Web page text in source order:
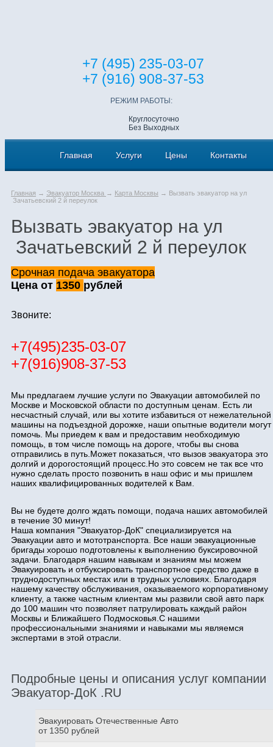
+7 (495) 235-03-07
+7 (916) 908-37-53
РЕЖИМ РАБОТЫ:
Круглосуточно
Без Выходных
Главная Услуги Цены Контакты
Главная → Эвакуатор Москва → Карта Москвы → Вызвать эвакуатор на ул
Зачатьевский 2 й переулок
Вызвать эвакуатор на ул
Зачатьевский 2 й переулок
Срочная подача эвакуатора
Цена от 1350 рублей
Звоните:
+7(495)235-03-07
+7(916)908-37-53
Мы предлагаем лучшие услуги по Эвакуации автомобилей по
Москве и Московской области по доступным ценам. Есть ли
несчастный случай, или вы хотите избавиться от нежелательной
машины на подъездной дорожке, наши опытные водители могут
помочь. Мы приедем к вам и предоставим необходимую
помощь, в том числе помощь на дороге, чтобы вы снова
отправились в путь.Может показаться, что вызов эвакуатора это
долгий и дорогостоящий процесс.Но это совсем не так все что
нужно сделать просто позвонить в наш офис и мы пришлем
наших квалифицированных водителей к Вам.
Вы не будете долго ждать помощи, подача наших автомобилей
в течение 30 минут!
Наша компания "Эвакуатор-ДоК" специализируется на
Эвакуации авто и мототранспорта. Все наши эвакуационные
бригады хорошо подготовлены к выполнению буксировочной
задачи. Благодаря нашим навыкам и знаниям мы можем
Эвакуировать и отбуксировать транспортное средство даже в
труднодоступных местах или в трудных условиях. Благодаря
нашему качеству обслуживания, оказываемого корпоративному
клиенту, а также частным клиентам мы развили свой авто парк
до 100 машин что позволяет патрулировать каждый район
Москвы и Ближайшего Подмосковья.С нашими
профессиональными знаниями и навыками мы являемся
экспертами в этой отрасли.
Подробные цены и описания услуг компании
Эвакуатор-ДоК .RU
Эвакуировать Отечественные Авто
от 1350 рублей